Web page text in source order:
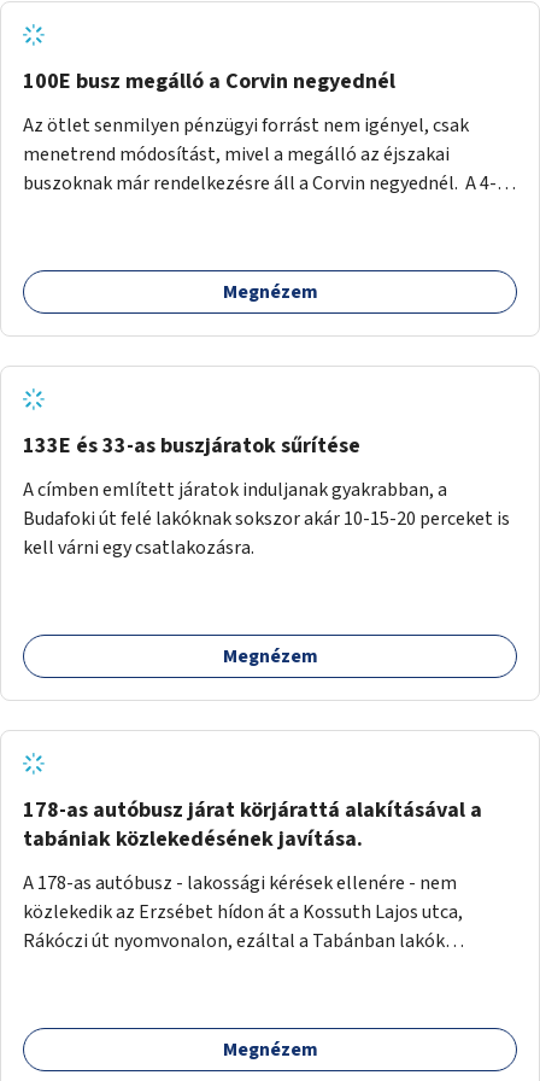
tud állni a megállóba. A környéken a tömegközlekedés
csúcsidőben már most is fullos, a Bosnyák téri beruházások
befejeztével hatványozódni fog az utazási igény.
100E busz megálló a Corvin negyednél
Az ötlet senmilyen pénzügyi forrást nem igényel, csak
menetrend módosítást, mivel a megálló az éjszakai
buszoknak már rendelkezésre áll a Corvin negyednél. A 4-es
ha a 100E reptéri busz a Corvin negyed metrómegállónál is
megállna - főleg éjjel, amikor a metró nem jár, és a 200E
nem hosszabbítaná meg sokkal, a 4-6 vonalán lakóknak
viszont a Kálvin tér-Corvin negyed utat megspórolva 10-15
perccel rövidítheti az utazási idejét.
Megnézem
133E és 33-as buszjáratok sűrítése
A címben említett járatok induljanak gyakrabban, a
Budafoki út felé lakóknak sokszor akár 10-15-20 perceket is
kell várni egy csatlakozásra.
Megnézem
178-as autóbusz járat körjárattá alakításával a
tabániak közlekedésének javítása.
A 178-as autóbusz - lakossági kérések ellenére - nem
közlekedik az Erzsébet hídon át a Kossuth Lajos utca,
Rákóczi út nyomvonalon, ezáltal a Tabánban lakók
járattal feljutni a Naphegyre, ahol iskola és óvoda is van a
körzetben élők számára. Megoldás lenne, ha a 178-as
Megnézem